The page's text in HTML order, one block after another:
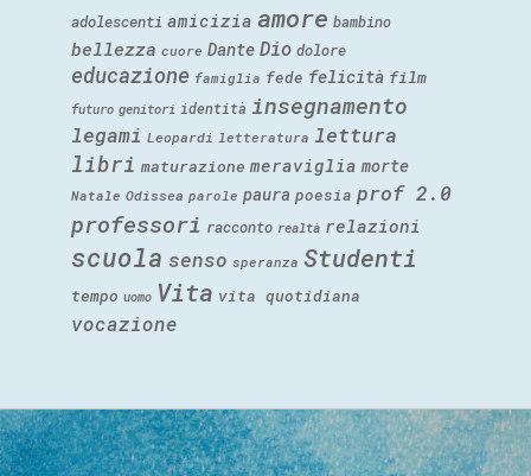
adolescenti amicizia amore bambino
bellezza cuore Dante Dio dolore
educazione famiglia fede felicità film
futuro genitori identità insegnamento
legami Leopardi letteratura lettura
libri maturazione meraviglia morte
Natale Odissea parole paura poesia prof 2.0
professori racconto realtà relazioni
scuola senso speranza Studenti
tempo uomo Vita vita quotidiana
vocazione